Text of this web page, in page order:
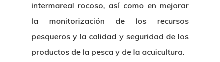
intermareal rocoso, así como en mejorar
la monitorización de los recursos
pesqueros y la calidad y seguridad de los
productos de la pesca y de la acuicultura.